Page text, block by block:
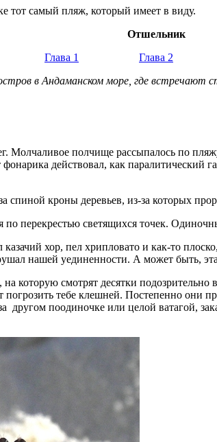
тот самый пляж, который имеет в виду.
Отшельник
Глава 1
Глава 2
в Андаманском море, где встречают
Молчаливое полчище рассыпалось по
действовал, как
кроны деревьев, из-за которых
по перекрестью светящихся точек.
хор, пел хрипловато и как-то
нашей уединенности. А может быть,
которую смотрят десятки
тебе клешней. Постепенно они
поодиночке или целой ватагой,